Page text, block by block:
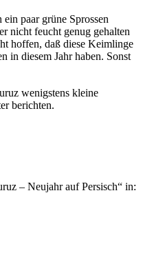
paar grüne Sprossen
nicht feucht genug gehalten
hoffen, daß diese Keimlinge
in diesem Jahr haben. Sonst
wenigstens kleine
berichten.
– Neujahr auf Persisch“ in: